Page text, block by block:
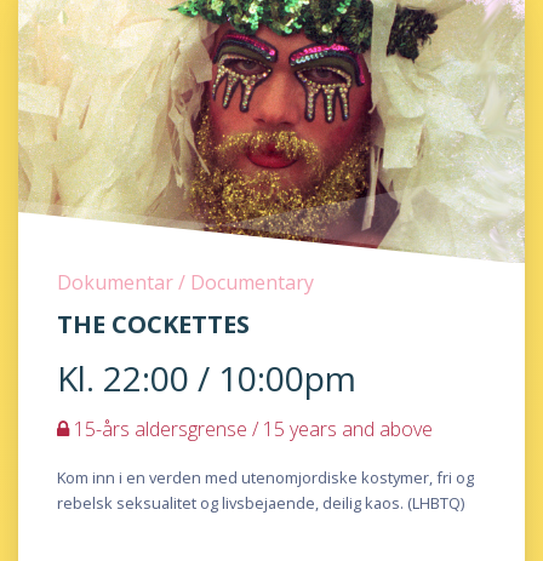
Dokumentar / Documentary
THE COCKETTES
Kl. 22:00 / 10:00pm
15-års aldersgrense / 15 years and above
Kom inn i en verden med utenomjordiske kostymer, fri og
rebelsk seksualitet og livsbejaende, deilig kaos. (LHBTQ)